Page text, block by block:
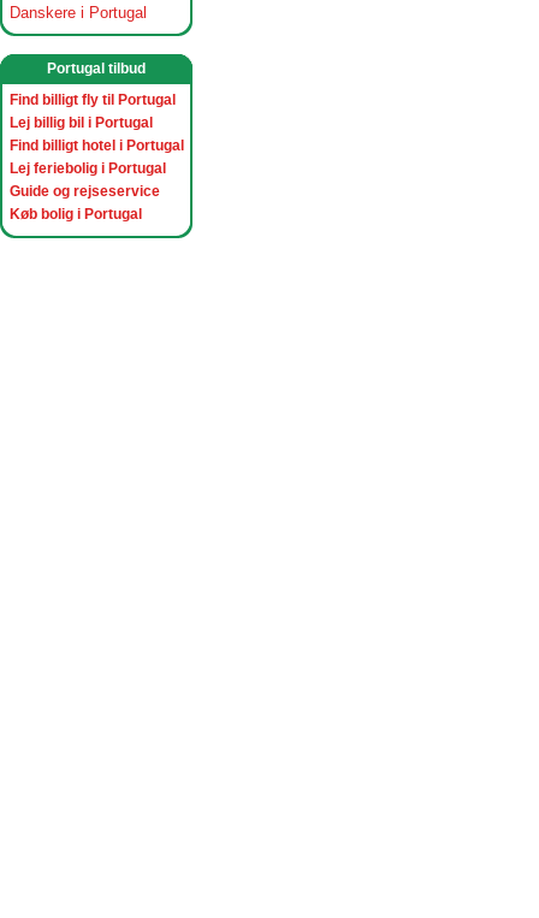
Danskere i Portugal
Portugal tilbud
Find billigt fly til Portugal
Lej billig bil i Portugal
Find billigt hotel i Portugal
Lej feriebolig i Portugal
Guide og rejseservice
Køb bolig i Portugal